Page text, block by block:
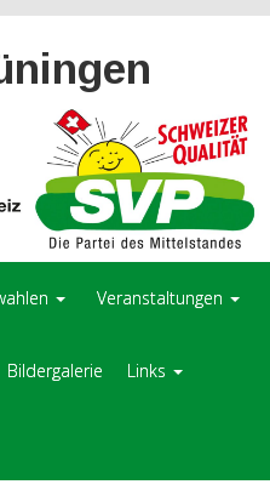
Veranstaltungen
Bildergalerie Links